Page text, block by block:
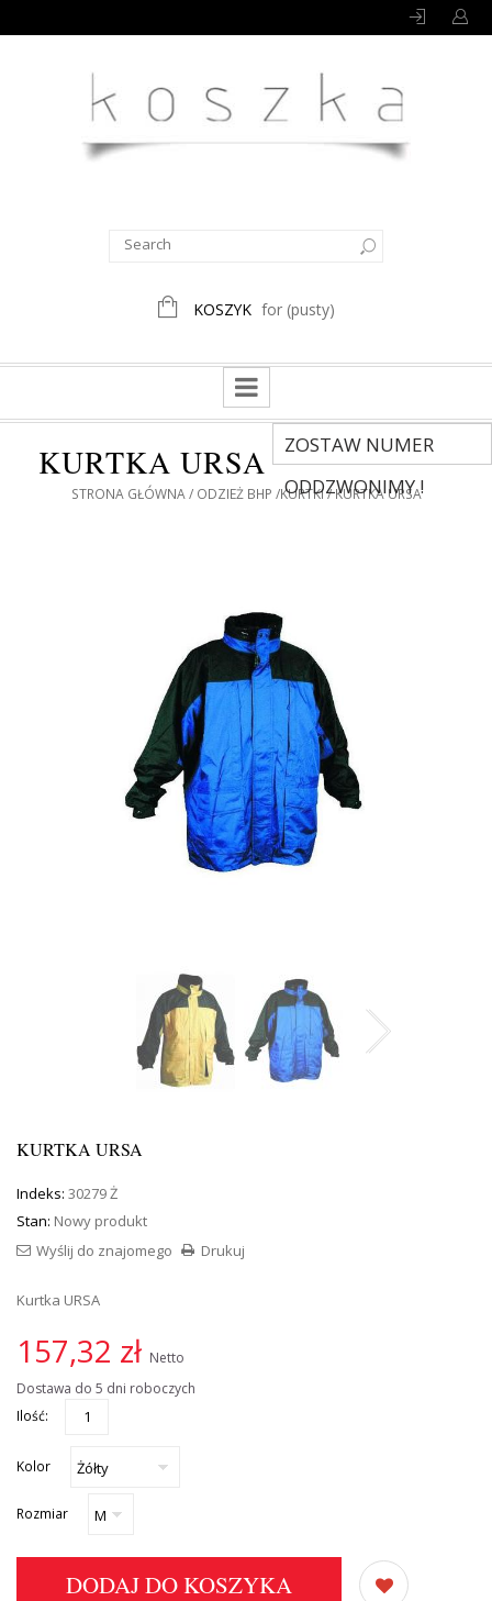
KOSZYK for (pusty)
ZOSTAW NUMER
ODDZWONIMY !
KURTKA URSA
STRONA GŁÓWNA ODZIEŻ BHP KURTKI KURTKA URSA
KURTKA URSA
Indeks: 30279 Ż
Stan: Nowy produkt
Drukuj
Wyślij do znajomego
Kurtka URSA
157,32 zł Netto
Dostawa do 5 dni roboczych
Ilość:
Kolor
Rozmiar
DODAJ DO KOSZYKA